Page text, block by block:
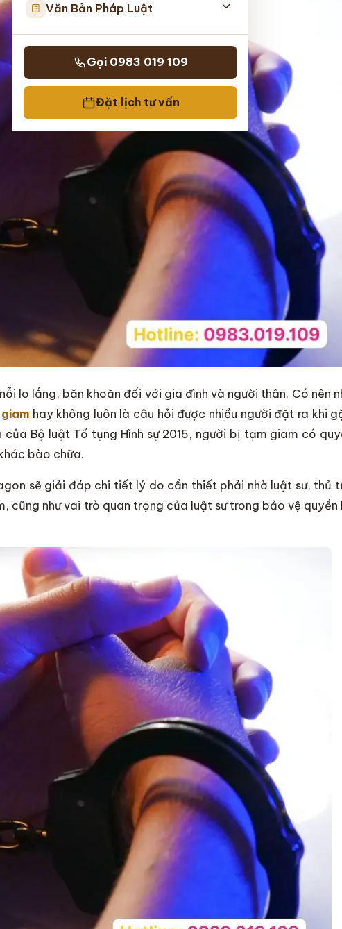
Văn Bản Pháp Luật
Gọi 0983 019 109
Đặt lịch tư vấn
lo lắng, băn khoăn đối với gia đình và người thân. Có nên
hay không luôn là câu hỏi được nhiều người đặt ra khi
Bộ luật Tố tụng Hình sự 2015, người bị tạm giam có
bào chữa.
sẽ giải đáp chi tiết lý do cần thiết phải nhờ luật sư, thủ
cũng như vai trò quan trọng của luật sư trong bảo vệ quyền